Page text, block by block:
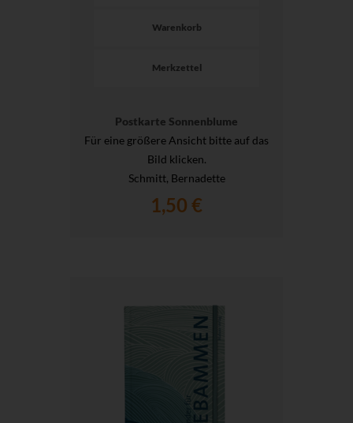
Warenkorb
Merkzettel
Postkarte Sonnenblume
Für eine größere Ansicht bitte auf das
Bild klicken.
Schmitt, Bernadette
1,50 €